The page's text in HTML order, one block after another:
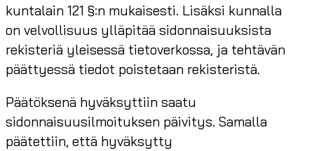
kuntalain 121 §:n mukaisesti. Lisäksi kunnalla
on velvollisuus ylläpitää sidonnaisuuksista
rekisteriä yleisessä tietoverkossa, ja tehtävän
päättyessä tiedot poistetaan rekisteristä.
Päätöksenä hyväksyttiin saatu
sidonnaisuusilmoituksen päivitys. Samalla
päätettiin, että hyväksytty